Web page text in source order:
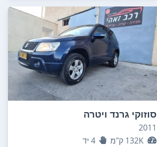
סוזוקי גרנד ויטרה
2011
132K ק"מ 4 יד